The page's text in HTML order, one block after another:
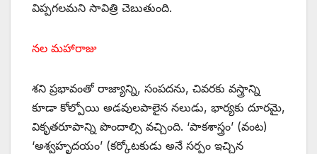
విప్పగలమని సావిత్రి చెబుతుంది.
నల మహారాజు
శని ప్రభావంతో రాజ్యాన్ని, సంపదను, చివరకు వస్త్రాన్ని
కూడా కోల్పోయి అడవులపాలైన నలుడు, భార్యకు దూరమై,
వికృతరూపాన్ని పొందాల్సి వచ్చింది. ‘పాకశాస్త్రం’ (వంట)
‘అశ్వహృదయం’ (కర్కోటకుడు అనే సర్పం ఇచ్చిన